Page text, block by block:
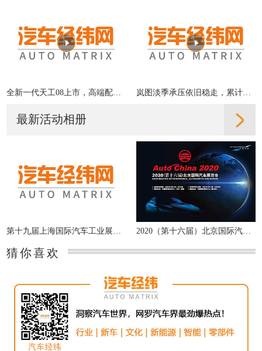
岚图淡季承压依旧稳走，累计交付同比增31%
最新活动相册
2020（第十六届）北京国际汽车展览会
猜你喜欢